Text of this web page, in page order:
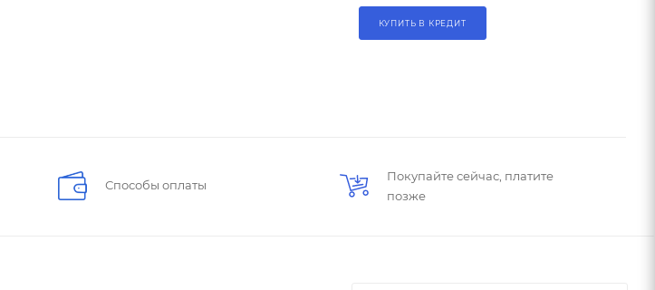
КУПИТЬ В КРЕДИТ
Способы оплаты
Покупайте сейчас, платите
позже